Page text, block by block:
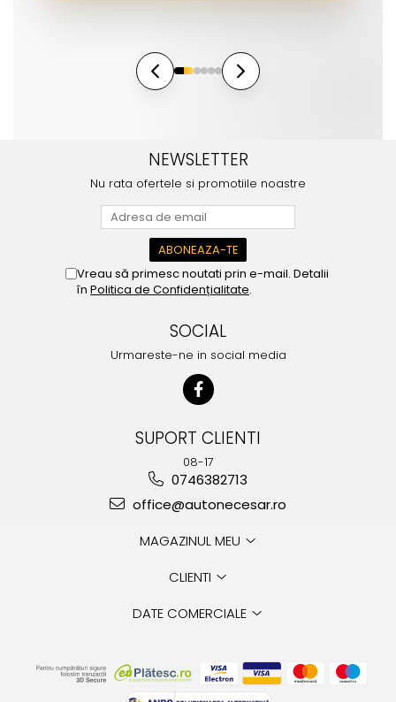
NEWSLETTER
Nu rata ofertele si promotiile noastre
Vreau să primesc noutati prin e-mail. Detalii
în Politica de Confidențialitate.
SOCIAL
Urmareste-ne in social media
SUPORT CLIENTI
08-17
0746382713
office@autonecesar.ro
MAGAZINUL MEU
CLIENTI
DATE COMERCIALE